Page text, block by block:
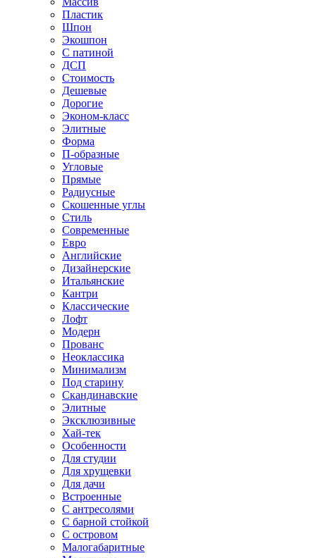
Пластик
Шпон
Экошпон
С патиной
ДСП
Стоимость
Дешевые
Дорогие
Эконом-класс
Элитные
Форма
П-образные
Угловые
Прямые
Радиусные
Скошенные углы
Стиль
Современные
Евро
Английские
Дизайнерские
Итальянские
Кантри
Классические
Лофт
Модерн
Прованс
Неоклассика
Минимализм
Под старину
Скандинавские
Элитные
Эксклюзивные
Хай-тек
Особенности
Для студии
Для хрущевки
Для дачи
Встроенные
С антресолями
С барной стойкой
С островом
Малогабаритные